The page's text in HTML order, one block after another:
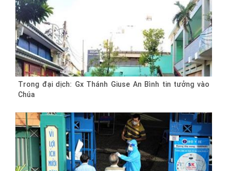
Trong đại dịch: Gx Thánh Giuse An Bình tin tưởng vào
Chúa